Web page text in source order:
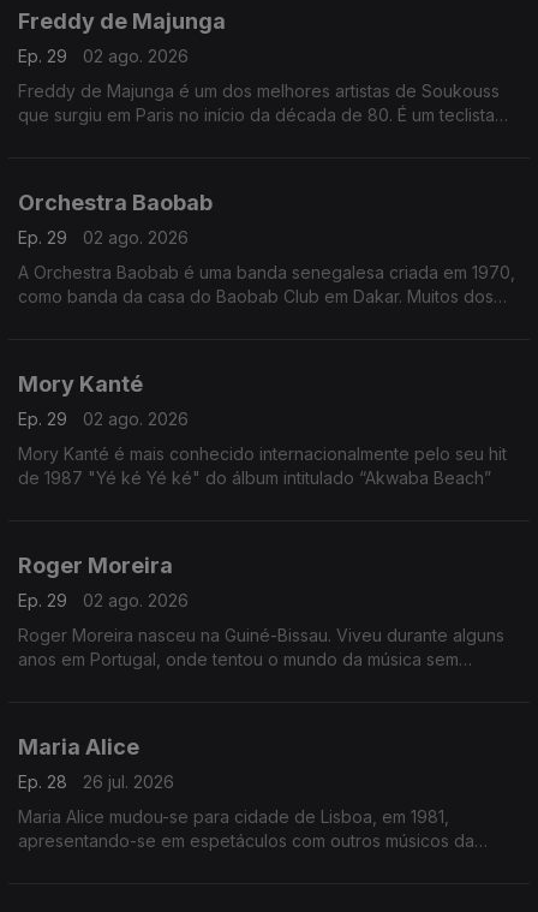
Freddy de Majunga
Ep. 29
02 ago. 2026
Freddy de Majunga é um dos melhores artistas de Soukouss
que surgiu em Paris no início da década de 80. É um teclista
Orchestra Baobab
Ep. 29
02 ago. 2026
A Orchestra Baobab é uma banda senegalesa criada em 1970,
como banda da casa do Baobab Club em Dakar. Muitos dos
Mory Kanté
Ep. 29
02 ago. 2026
Mory Kanté é mais conhecido internacionalmente pelo seu hit
de 1987 "Yé ké Yé ké" do álbum intitulado “Akwaba Beach”
Roger Moreira
Ep. 29
02 ago. 2026
Roger Moreira nasceu na Guiné-Bissau. Viveu durante alguns
anos em Portugal, onde tentou o mundo da música sem
Maria Alice
Ep. 28
26 jul. 2026
Maria Alice mudou-se para cidade de Lisboa, em 1981,
apresentando-se em espetáculos com outros músicos da